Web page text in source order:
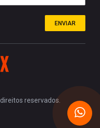
ENVIAR
reservados.